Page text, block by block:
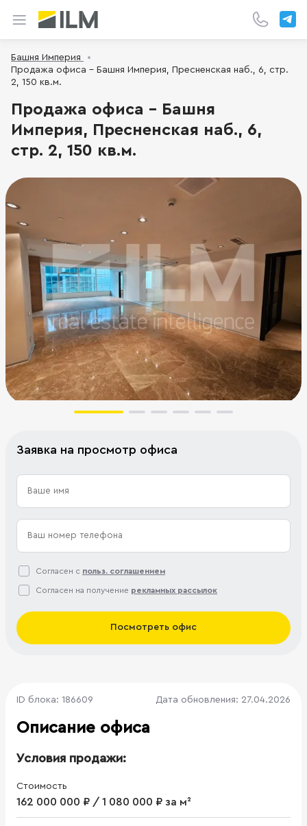
Башня Империя
Продажа офиса - Башня Империя, Пресненская наб., 6, стр.
2, 150 кв.м.
Продажа офиса - Башня
Империя, Пресненская наб., 6,
стр. 2, 150 кв.м.
Заявка на просмотр офиса
Согласен с польз. соглашением
Согласен на получение рекламных рассылок
Посмотреть офис
ID блока: 186609 Дата обновления: 27.04.2026
Описание офиса
Условия продажи:
Стоимость
162 000 000 ₽ / 1 080 000 ₽ за м²